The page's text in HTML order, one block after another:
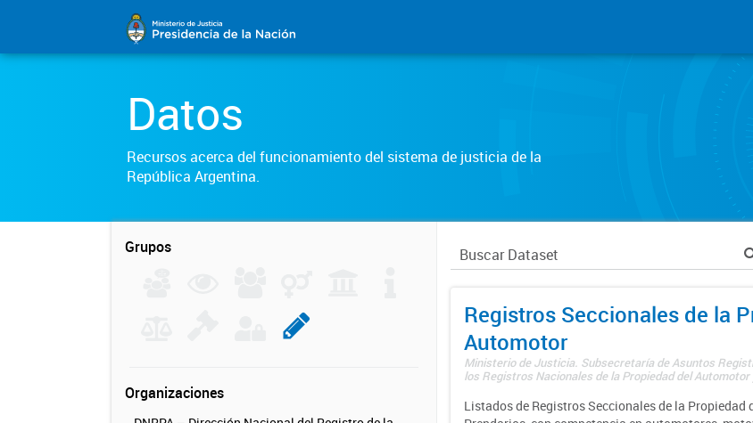
Datos
Recursos acerca del funcionamiento del sistema de justicia de la
República Argentina.
Grupos
Organizaciones
Registros Seccionales de la
Automotor
Ministerio de Justicia. Subsecretaría de Asuntos
los Registros Nacionales de la Propiedad del
Listados de Registros Seccionales de la Propiedad